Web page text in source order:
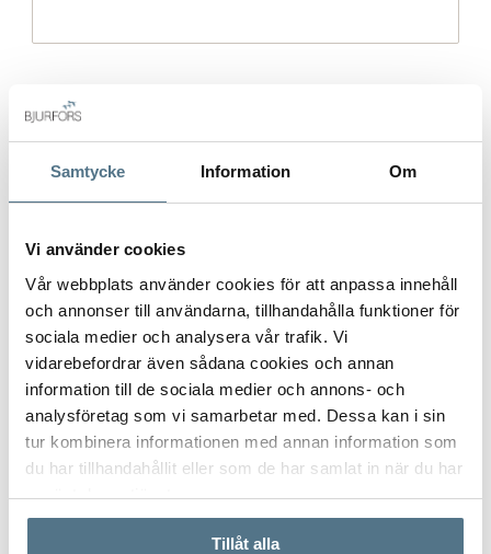
Samtycke Information Om
Vi använder cookies
Vår webbplats använder cookies för att anpassa innehåll
och annonser till användarna, tillhandahålla funktioner för
sociala medier och analysera vår trafik. Vi
vidarebefordrar även sådana cookies och annan
information till de sociala medier och annons- och
analysföretag som vi samarbetar med. Dessa kan i sin
tur kombinera informationen med annan information som
du har tillhandahållit eller som de har samlat in när du har
använt deras tjänster.
Tillåt alla
Gatuadress (Välj adress) *
Postort